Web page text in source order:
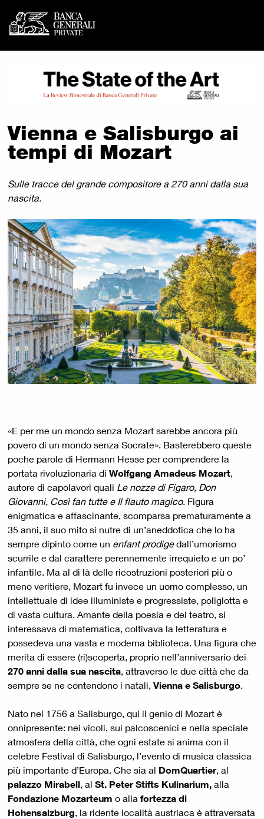
Banca Generali Private
Vai al contenuto principale
Vienna e Salisburgo ai
tempi di Mozart
Sulle tracce del grande compositore a 270 anni dalla sua
nascita.
«E per me un mondo senza Mozart sarebbe ancora più
povero di un mondo senza Socrate». Basterebbero queste
poche parole di Hermann Hesse per comprendere la
portata rivoluzionaria di Wolfgang Amadeus Mozart,
autore di capolavori quali Le nozze di Figaro, Don
Giovanni, Così fan tutte e Il flauto magico. Figura
enigmatica e affascinante, scomparsa prematuramente a
35 anni, il suo mito si nutre di un’aneddotica che lo ha
sempre dipinto come un enfant prodigedall’umorismo
scurrile e dal carattere perennemente irrequieto e un po’
infantile. Ma al di là delle ricostruzioni posteriori più o
meno veritiere, Mozart fu invece un uomo complesso, un
intellettuale di idee illuministe e progressiste, poliglotta e
di vasta cultura. Amante della poesia e del teatro, si
interessava di matematica, coltivava la letteratura e
possedeva una vasta e moderna biblioteca. Una figura che
merita di essere (ri)scoperta, proprio nell’anniversario dei
270 anni dalla sua nascita, attraverso le due città che da
sempre se ne contendono i natali, Vienna e Salisburgo.
Nato nel 1756 a Salisburgo, qui il genio di Mozart è
onnipresente: nei vicoli, sui palcoscenici e nella speciale
atmosfera della città, che ogni estate si anima con il
celebre Festival di Salisburgo, l’evento di musica classica
più importante d’Europa. Che sia al DomQuartier, al
palazzo Mirabell, al St. Peter Stifts Kulinarium, alla
Fondazione Mozarteum o alla fortezza di
Hohensalzburg, la ridente località austriaca è attraversata